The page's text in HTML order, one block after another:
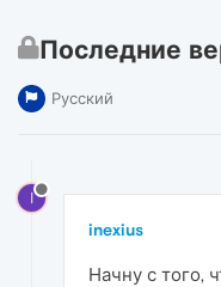
Последние
Русский
I
inexius
Начну с того,